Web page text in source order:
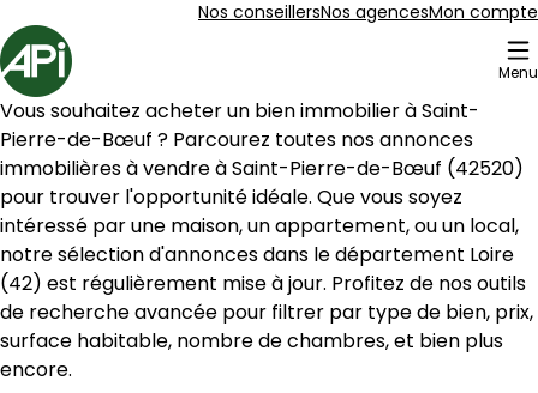
Nos conseillersNos agencesMon compte
Accueil
Menu
13 Biens en vente Saint-Pierre-de-Bœuf (42520)
45 m² 2 pièces Le Péage-de-
Aller à l'image1
Aller à l'image2
Aller à l'image3
Aller à l'image4
Aller à l'image5
Vous souhaitez acheter un bien immobilier à Saint-
Pierre-de-Bœuf ? Parcourez toutes nos annonces
immobilières à vendre à Saint-Pierre-de-Bœuf (42520)
pour trouver l'opportunité idéale. Que vous soyez
intéressé par une maison, un appartement, ou un local,
notre sélection d'annonces dans le département Loire
(42) est régulièrement mise à jour. Profitez de nos outils
de recherche avancée pour filtrer par type de bien, prix,
surface habitable, nombre de chambres, et bien plus
encore.